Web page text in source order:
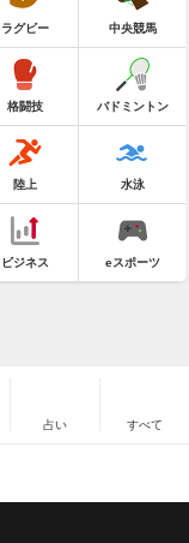
ラグビー 中央競馬
格闘技 バドミントン
陸上 水泳
ビジネス eスポーツ
占い すべて